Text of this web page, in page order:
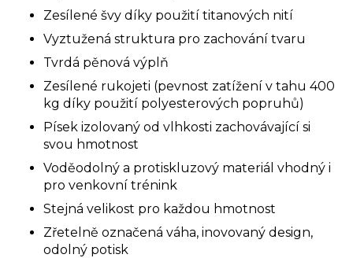
Zesílené švy díky použití titanových nití
Vyztužená struktura pro zachování tvaru
Tvrdá pěnová výplň
Zesílené rukojeti (pevnost zatížení v tahu 400
kg díky použití polyesterových popruhů)
Písek izolovaný od vlhkosti zachovávající si
svou hmotnost
Voděodolný a protiskluzový materiál vhodný i
pro venkovní trénink
Stejná velikost pro každou hmotnost
Zřetelně označená váha, inovovaný design,
odolný potisk